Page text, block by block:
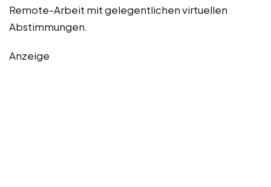
Remote-Arbeit mit gelegentlichen virtuellen
Abstimmungen.
Anzeige